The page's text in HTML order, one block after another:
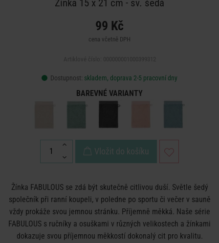
Žínka 15 x 21 cm - sv. šedá
99 Kč
cena včetně DPH
Dostupnost: skladem, doprava 2-5 pracovní dny
BAREVNÉ VARIANTY
Vložit do košíku
Žínka FABULOUS se zdá být skutečně citlivou duší. Světle šedý
společník při ranní koupeli, v poledne po sportu či večer v sauně
vždy prokáže svou jemnou stránku. Příjemně měkká. Naše série
FABULOUS s ručníky a osuškami v různých velikostech a žínkami
dokazuje svou příjemnou měkkostí dokonalý cit pro kvalitu.